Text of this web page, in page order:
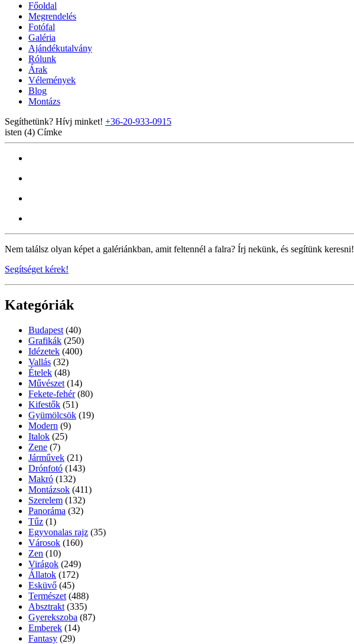
Főoldal
Megrendelés
Fotófal
Galéria
Ajándékutalvány
Rólunk
Árak
Vélemények
Blog
Montázs
Segíthetünk? Hívj minket! +36-20-933-0915
isten (4) Címke
Nem találsz olyan képet a galériánkban, amit feltennél a falra? Írj nekünk, és segítünk keresni!
Segítséget kérek!
Kategóriák
Budapest (40)
Grafikák (250)
Idézetek (400)
Vallás (32)
Ételek (48)
Művészet (14)
Fekete-fehér (80)
Kifestők (51)
Gyümölcsök (19)
Modern (9)
Italok (25)
Zene (7)
Járművek (21)
Drónfotó (143)
Makró (132)
Montázsok (411)
Szerelem (132)
Panoráma (32)
Tűz (1)
Egyvonalas rajz (35)
Városok (160)
Zen (10)
Virágok (249)
Állatok (172)
Esküvő (45)
Természet (488)
Absztrakt (335)
Gyerekszoba (87)
Emberek (14)
Fantasy (29)